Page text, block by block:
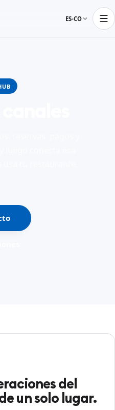
ES-CO
del
un solo lugar.